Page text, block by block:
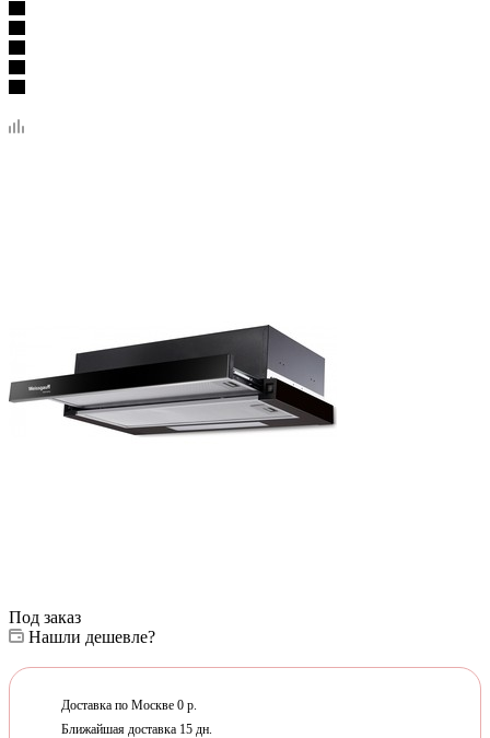
Под заказ
Нашли дешевле?
Доставка по Москве 0 р.
Ближайшая доставка 15 дн.